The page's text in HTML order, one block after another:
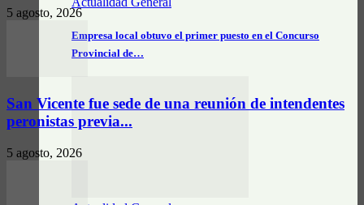
Empresa local obtuvo el primer puesto en el Concurso
Provincial de…
5 agosto, 2026
San Vicente fue sede de una reunión de intendentes
peronistas previa...
5 agosto, 2026